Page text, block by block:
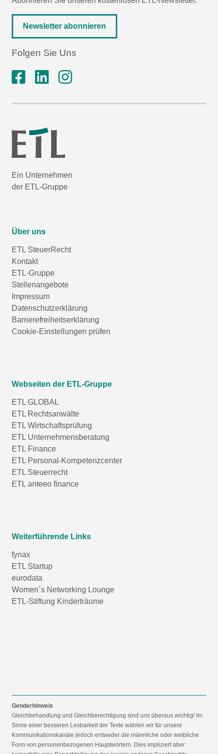
Newsletter abonnieren
Folgen Sie Uns
Ein Unternehmen
der ETL-Gruppe
Über uns
ETL SteuerRecht
Kontakt
ETL-Gruppe
Stellenangebote
Impressum
Datenschutzerklärung
Barrierefreiheitserklärung
Cookie-Einstellungen prüfen
Webseiten der ETL-Gruppe
ETL GLOBAL
ETL Rechtsanwälte
ETL Wirtschaftsprüfung
ETL Unternehmensberatung
ETL Finance
ETL Personal-Kompetenzcenter
ETL Steuerrecht
ETL anteeo finance
Weiterführende Links
fynax
ETL Startup
eurodata
Women´s Networking Lounge
ETL-Stiftung Kinderträume
Genderhinweis
Gleichbehandlung und Gleichberechtigung sind uns überaus wichtig! Im
Sinne einer besseren Lesbarkeit der Texte wählen wir für unsere
Kommunikationskanäle jedoch entweder die männliche oder weibliche
Form von personenbezogenen Hauptwörtern. Dies impliziert aber